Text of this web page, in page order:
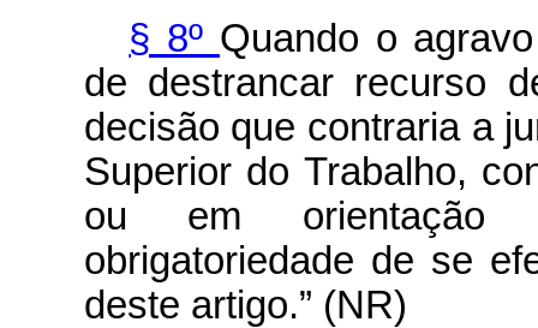
§ 8º Quando o
de destrancar recurso
decisão que contraria a
Superior do Trabalho,
ou em orientação
obrigatoriedade de se
deste artigo.” (NR)